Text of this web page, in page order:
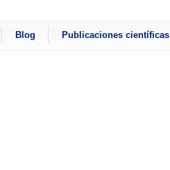
Blog Publicaciones científicas